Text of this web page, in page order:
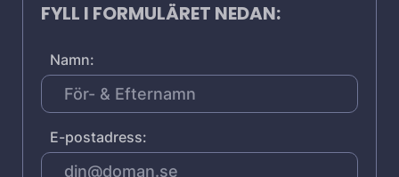
FYLL I FORMULÄRET NEDAN:
Namn:
E-postadress: